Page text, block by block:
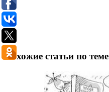
Похожие статьи по теме